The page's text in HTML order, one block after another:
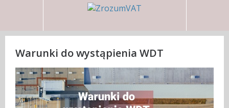
Warunki do wystąpienia WDT